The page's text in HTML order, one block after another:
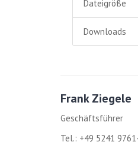
Dateigröße
Downloads
Frank Ziegele
Geschäftsführer
Tel.: +49 5241